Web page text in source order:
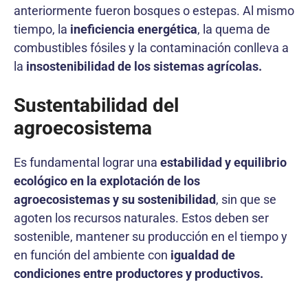
anteriormente fueron bosques o estepas. Al mismo
tiempo, la ineficiencia energética, la quema de
combustibles fósiles y la contaminación conlleva a
la insostenibilidad de los sistemas agrícolas.
Sustentabilidad del
agroecosistema
Es fundamental lograr una estabilidad y equilibrio
ecológico en la explotación de los
agroecosistemas y su sostenibilidad, sin que se
agoten los recursos naturales. Estos deben ser
sostenible, mantener su producción en el tiempo y
en función del ambiente con igualdad de
condiciones entre productores y productivos.